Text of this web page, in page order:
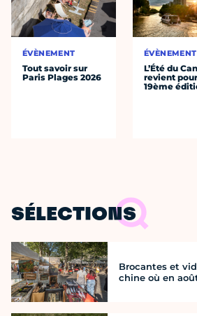
ÉVÈNEMENT
Tout savoir sur
Paris Plages 2026
ÉVÈNEMENT
L’Été du
revient
19ème
SÉLECTIONS
Brocantes et
chine où en